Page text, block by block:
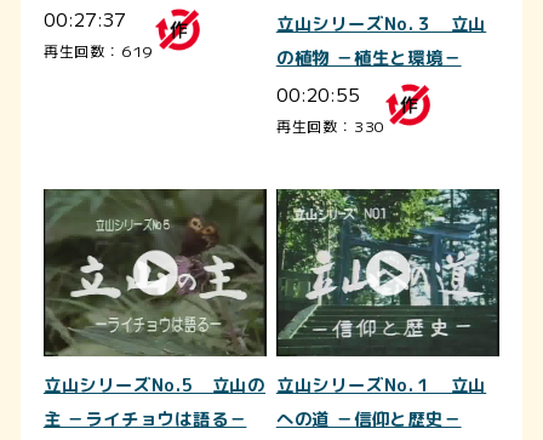
00:27:37
再生回数：619
立山シリーズNo.３ 立山
の植物 －植生と環境－
00:20:55
再生回数：330
立山シリーズNo.5 立山の
主 －ライチョウは語る－
立山シリーズNo.１ 立山
への道 －信仰と歴史－